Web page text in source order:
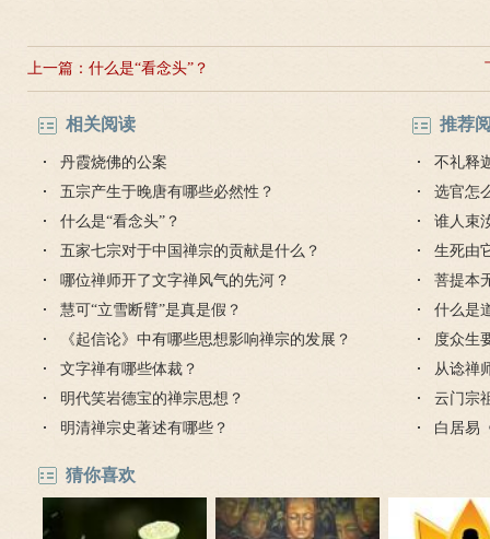
上一篇： 什么是“看念头”？
相关阅读
丹霞烧佛的公案
五宗产生于晚唐有哪些必然性？
什么是“看念头”？
五家七宗对于中国禅宗的贡献是什么？
哪位禅师开了文字禅风气的先河？
慧可“立雪断臂”是真是假？
《起信论》中有哪些思想影响禅宗的发展？
文字禅有哪些体裁？
明代笑岩德宝的禅宗思想？
明清禅宗史著述有哪些？
推荐
不礼释
选官怎
谁人束
生死由
菩提本
处惹尘
什么是
度众生
从谂禅
缘起性
云门宗
门寺介
白居易
猜你喜欢